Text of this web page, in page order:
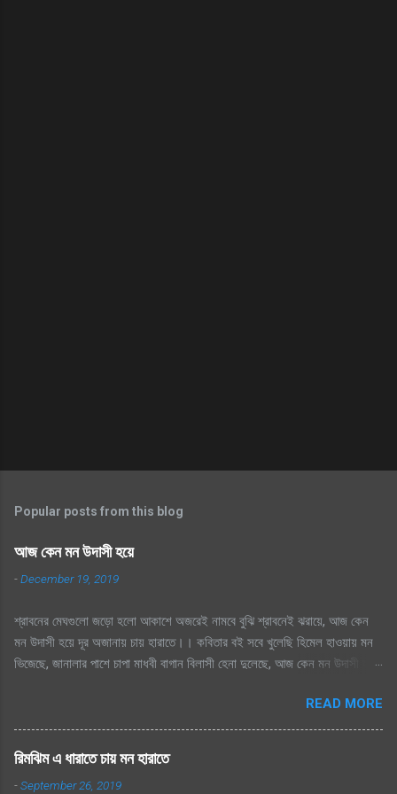
Popular posts from this blog
আজ কেন মন উদাসী হয়ে
-December 19, 2019
শ্রাবনের মেঘগুলো জড়ো হলো আকাশে অজরেই নামবে বুঝি শ্রাবনেই ঝরায়ে, আজ কেন
মন উদাসী হয়ে দূর অজানায় চায় হারাতে।। কবিতার বই সবে খুলেছি হিমেল হাওয়ায় মন
ভিজেছে, জানালার পাশে চাপা মাধবী বাগান বিলাসী হেনা দুলেছে, আজ কেন মন উদাসী হয়ে
হাসের জলকেলী পথিকের পায়ে হাটা থেমেছে, আজ কেন মন উদাসী হয়ে দূর অজানায় চায়
হারাতে, শ্রাবনের মেঘগুলো জড়ো হলো আকাশে অঝরে নামবে বুঝি শ্রাবনেই ঝরায়ে, আজ
কেন মন উদাসী হয়ে দূর অজানায় চায় হারাতে
READ MORE
রিমঝিম এ ধারাতে চায় মন হারাতে
-September 26, 2019